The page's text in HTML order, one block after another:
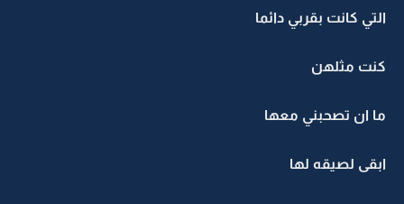
التي كانت بقربي دائما
كنت مثلهن
ما ان تصحبني معها
ابقى لصيقه لها